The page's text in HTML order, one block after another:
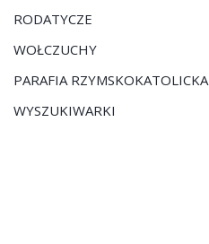
RODATYCZE
WOŁCZUCHY
PARAFIA RZYMSKOKATOLICKA
WYSZUKIWARKI